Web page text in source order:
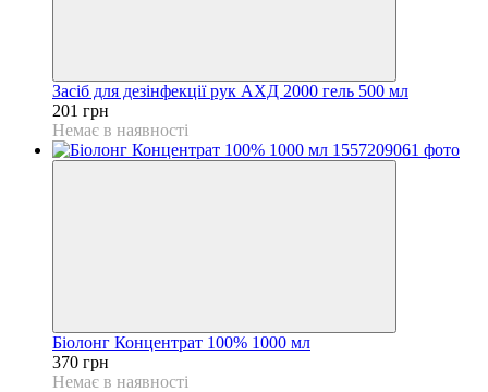
Засіб для дезінфекції рук АХД 2000 гель 500 мл
201 грн
Немає в наявності
Біолонг Концентрат 100% 1000 мл
370 грн
Немає в наявності